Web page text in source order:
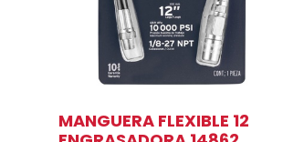
MANGUERA FLEXIBLE 12